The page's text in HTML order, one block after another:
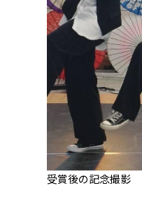
受賞後の記念撮影